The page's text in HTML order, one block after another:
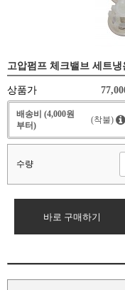
고압펌프 체크밸브 세트
상품가
배송비 (4,000원
부터)
(착불)
수량
바로 구매하기